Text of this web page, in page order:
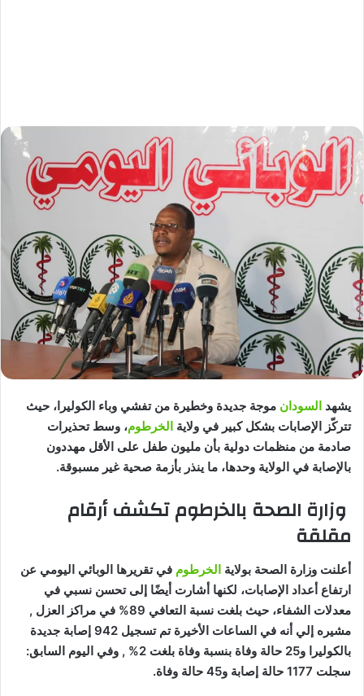
يشهد السودان موجة جديدة وخطيرة من تفشي وباء الكوليرا، حيث
تتركّز الإصابات بشكل كبير في ولاية الخرطوم، وسط تحذيرات
صادمة من منظمات دولية بأن مليون طفل على الأقل مهددون
بالإصابة في الولاية وحدها، ما ينذر بأزمة صحية غير مسبوقة.
وزارة الصحة بالخرطوم تكشف أرقام
مقلقة
أعلنت وزارة الصحة بولاية الخرطوم في تقريرها الوبائي اليومي عن
ارتفاع أعداد الإصابات، لكنها أشارت أيضًا إلى تحسن نسبي في
معدلات الشفاء، حيث بلغت نسبة التعافي 89% في مراكز العزل ,
مشيره إلي أنه في الساعات الأخيرة تم تسجيل 942 إصابة جديدة
بالكوليرا و25 حالة وفاة بنسبة وفاة بلغت 2% , وفي اليوم السابق:
سجلت 1177 حالة إصابة و45 حالة وفاة.